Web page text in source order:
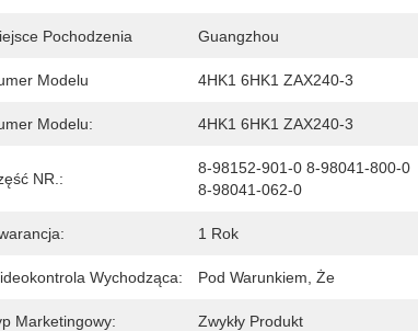
Pochodzenia Guangzhou
Modelu 4HK1 6HK1 ZAX240-3
Modelu: 4HK1 6HK1 ZAX240-3
NR.:
8-98152-901-0 8-98041-800-0
8-98041-062-0
1 Rok
Wychodząca: Pod Warunkiem, Że
Marketingowy: Zwykły Produkt